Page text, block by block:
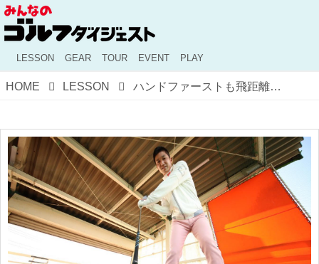
LESSON GEAR TOUR EVENT PLAY
HOME LESSON ハンドファーストも飛距離アップもこれひとつで手に入る!?「ボール突きドリル」っていったいなに？